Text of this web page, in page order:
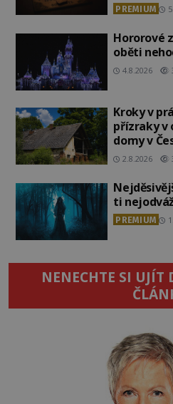
PREMIUM
Hororové
oběti
4.8.2026
Kroky v
přízraky v
domy v
2.8.2026
Nejděsivější
ti
PREMIUM
NENECHTE SI UJÍT